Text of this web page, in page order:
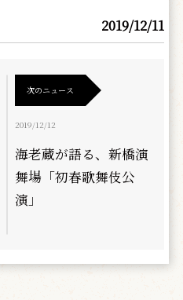
2019/12/11
次のニュース
2019/12/12
海老蔵が語る、新橋演
舞場「初春歌舞伎公
演」